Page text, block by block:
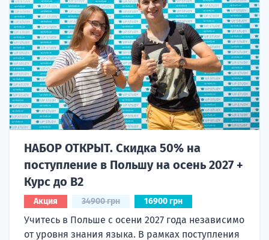
НАБОР ОТКРЫТ. Скидка 50% на
поступление в Польшу на осень 2027 +
Курс до B2
Акция 34900 грн 16900 грн
Учитесь в Польше с осени 2027 года независимо
от уровня знания языка. В рамках поступления